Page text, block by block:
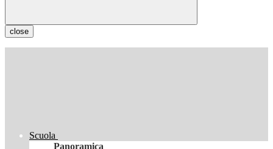
close
Scuola
Panoramica